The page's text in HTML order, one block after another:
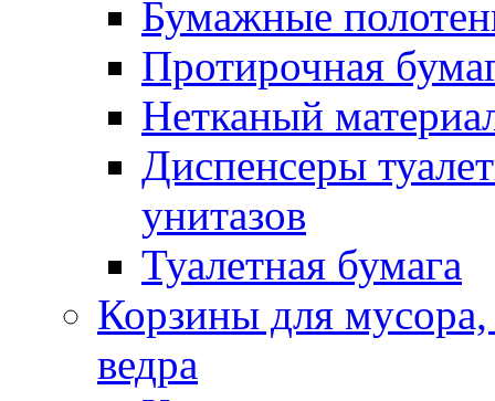
Бумажные
Протирочная
Нетканый
Диспенсеры
унитазов
Туалетная бумага
Корзины для
ведра